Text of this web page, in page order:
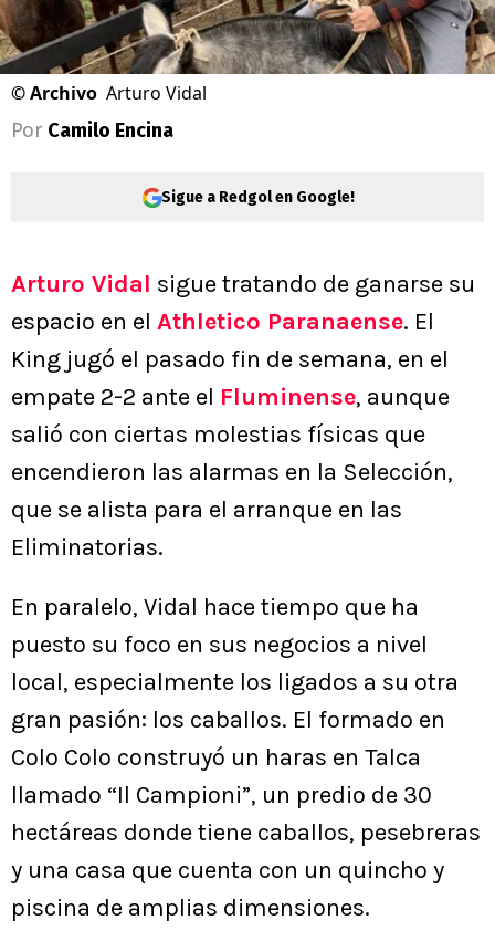
©Archivo Arturo Vidal
Por Camilo Encina
Sigue a Redgol en Google!
Arturo Vidal sigue tratando de ganarse su
espacio en el Athletico Paranaense. El
King jugó el pasado fin de semana, en el
empate 2-2 ante el Fluminense, aunque
salió con ciertas molestias físicas que
encendieron las alarmas en la Selección,
que se alista para el arranque en las
Eliminatorias.
En paralelo, Vidal hace tiempo que ha
puesto su foco en sus negocios a nivel
local, especialmente los ligados a su otra
gran pasión: los caballos. El formado en
Colo Colo construyó un haras en Talca
llamado “Il Campioni”, un predio de 30
hectáreas donde tiene caballos, pesebreras
y una casa que cuenta con un quincho y
piscina de amplias dimensiones.